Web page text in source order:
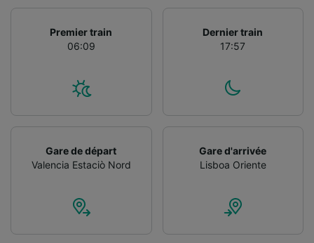
Premier train
06:09
Dernier train
17:57
Gare de départ
Valencia Estaciò Nord
Gare d'arrivée
Lisboa Oriente